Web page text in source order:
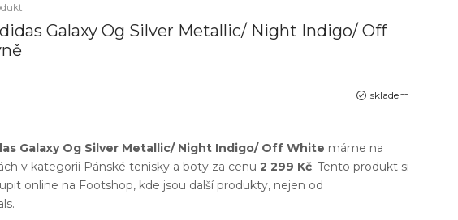
Galaxy Og Silver Metallic/ Night Indigo/ Off
skladem
Galaxy Og Silver Metallic/ Night Indigo/ Off White máme na
v kategorii Pánské tenisky a boty za cenu 2 299 Kč. Tento produkt si
online na Footshop, kde jsou další produkty, nejen od
.